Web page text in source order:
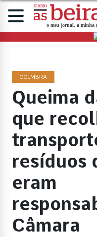
COIMBRA
Queima
que
resíduos
eram
Câmara